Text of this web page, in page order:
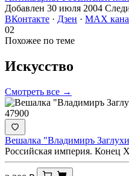
Добавлен 30 июля 2004
ВКонтакте · Дзен · MAX
02
Похожее по теме
Искусство
Смотреть все →
47900
Вешалка "Владимиръ
Российская империя. Конец